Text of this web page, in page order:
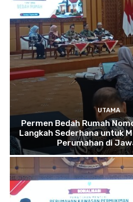
UTAMA
Permen Bedah Rumah
Langkah Sederhana untuk
Perumahan di